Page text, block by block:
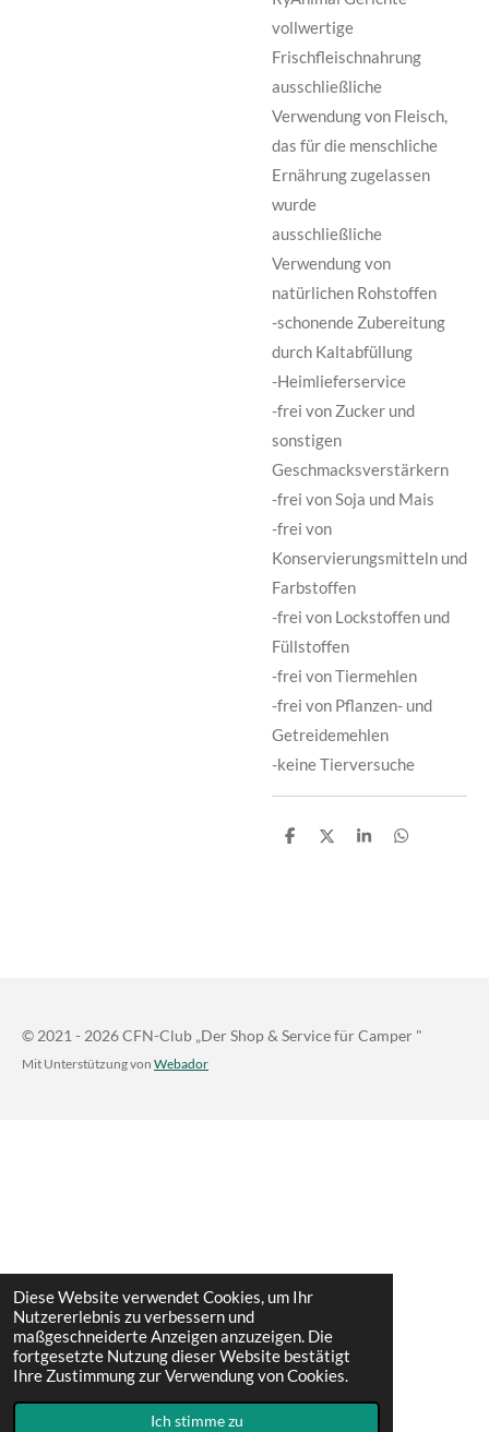
Diese Website verwendet Cookies, um Ihr
Nutzererlebnis zu verbessern und
maßgeschneiderte Anzeigen anzuzeigen. Die
fortgesetzte Nutzung dieser Website bestätigt
Ihre Zustimmung zur Verwendung von Cookies.
Ich stimme zu
vollwertige
Frischfleischnahrung
ausschließliche
Verwendung von Fleisch,
das für die menschliche
Ernährung zugelassen
wurde
ausschließliche
Verwendung von
natürlichen Rohstoffen
-schonende Zubereitung
durch Kaltabfüllung
-Heimlieferservice
-frei von Zucker und
sonstigen
Geschmacksverstärkern
-frei von Soja und Mais
-frei von
Konservierungsmitteln und
Farbstoffen
-frei von Lockstoffen und
Füllstoffen
-frei von Tiermehlen
-frei von Pflanzen- und
Getreidemehlen
-keine Tierversuche
T
T
T
T
© 2021 - 2026 CFN-Club „Der Shop & Service für Camper "
Mit Unterstützung von Webador